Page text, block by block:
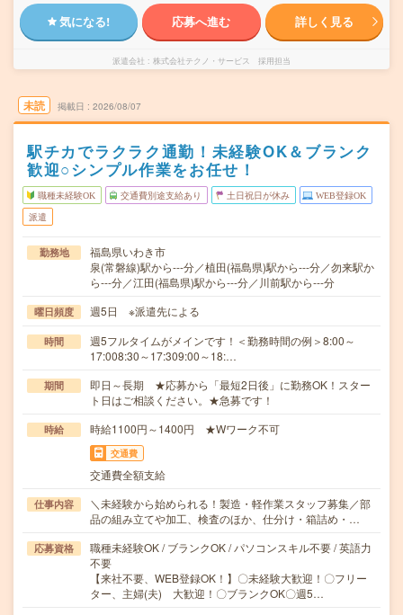
気になる! 応募へ進む 詳しく見る
派遣会社 株式会社テクノ・サービス 採用担当
未読 掲載日 2026/08/07
駅チカでラクラク通勤！未経験OK＆ブランク
歓迎○シンプル作業をお任せ！
職種未経験OK 交通費別途支給あり 土日祝日が休み WEB登録OK
派遣
勤務地
福島県いわき市
泉(常磐線)駅から---分／植田(福島県)駅から---分／勿来駅か
ら---分／江田(福島県)駅から---分／川前駅から---分
曜日頻度 週5日 ※派遣先による
時間
週5フルタイムがメインです！＜勤務時間の例＞8:00～
17:008:30～17:309:00～18:…
期間
即日～長期 ★応募から「最短2日後」に勤務OK！スター
ト日はご相談ください。★急募です！
時給 時給1100円～1400円 ★Wワーク不可
交通費
交通費全額支給
仕事内容
＼未経験から始められる！製造・軽作業スタッフ募集／部
品の組み立てや加工、検査のほか、仕分け・箱詰め・…
応募資格
職種未経験OK / ブランクOK / パソコンスキル不要 / 英語力
不要
【来社不要、WEB登録OK！】〇未経験大歓迎！〇フリー
ター、主婦(夫) 大歓迎！〇ブランクOK〇週5…